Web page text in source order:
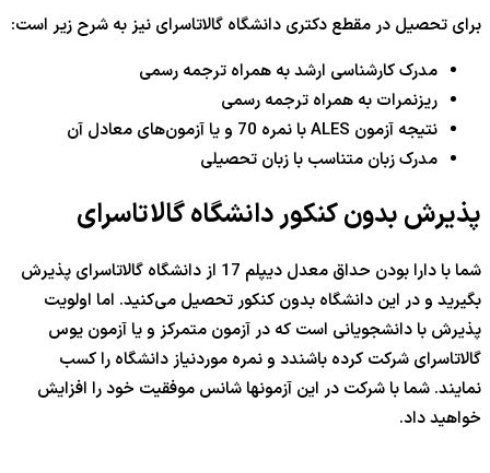
برای تحصیل در مقطع دکتری دانشگاه گالاتاسرای نیز به شرح زیر است:
مدرک کارشناسی ارشد به همراه ترجمه رسمی
ریزنمرات به همراه ترجمه رسمی
نتیجه آزمون ALES با نمره 70 و یا آزمون‌های معادل آن
مدرک زبان متناسب با زبان تحصیلی
پذیرش بدون کنکور دانشگاه گالاتاسرای
شما با دارا بودن حداق معدل دیپلم 17 از دانشگاه گالاتاسرای پذیرش
بگیرید و در این دانشگاه بدون کنکور تحصیل می‌کنید. اما اولویت
پذیرش با دانشجویانی است که در آزمون متمرکز و یا آزمون یوس
گالاتاسرای شرکت کرده باشندد و نمره موردنیاز دانشگاه را کسب
نمایند. شما با شرکت در این آزمونها شانس موفقیت خود را افزایش
خواهید داد.